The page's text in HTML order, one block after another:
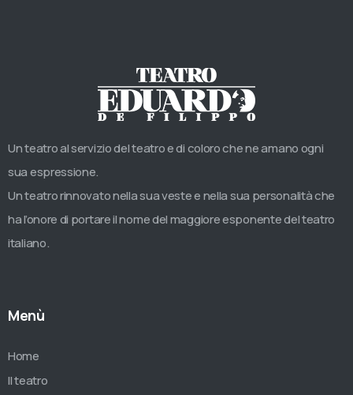
Un teatro al servizio del teatro e di coloro che ne amano ogni
sua espressione.
Un teatro rinnovato nella sua veste e nella sua personalità che
ha l’onore di portare il nome del maggiore esponente del teatro
italiano.
Menù
Home
Il teatro